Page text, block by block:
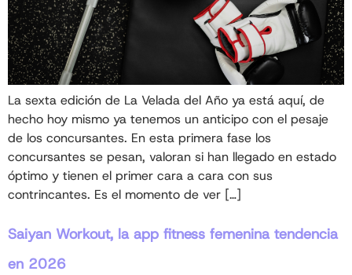
La sexta edición de La Velada del Año ya está aquí, de
hecho hoy mismo ya tenemos un anticipo con el pesaje
de los concursantes. En esta primera fase los
concursantes se pesan, valoran si han llegado en estado
óptimo y tienen el primer cara a cara con sus
contrincantes. Es el momento de ver […]
Saiyan Workout, la app fitness femenina tendencia
en 2026